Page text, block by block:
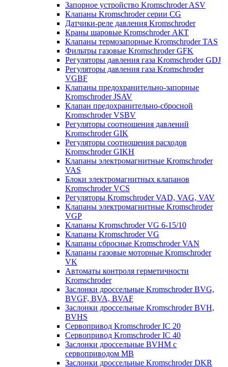
Запорное устройство Kromschroder ASV
Клапаны Kromschroder серии CG
Датчики-реле давления Kromschroder
Краны шаровые Kromschroder АКТ
Клапаны термозапорные Kromschroder TAS
Фильтры газовые Kromschroder GFK
Регуляторы давления газа Kromschroder GDJ
Регуляторы давления газа Kromschroder
VGBF
Клапаны предохранительно-запорные
Kromschroder JSAV
Клапан предохранительно-сбросной
Kromschroder VSBV
Регуляторы соотношения давлений
Kromschroder GIK
Регуляторы соотношения расходов
Kromschroder GIKH
Клапаны электромагнитные Kromschroder
VAS
Блоки электромагнитных клапанов
Kromschroder VCS
Регуляторы Kromschroder VAD, VAG, VAV
Клапаны электромагнитные Kromschroder
VGP
Клапаны Kromschroder VG 6-15/10
Клапаны Kromschroder VG
Клапаны сбросные Kromschroder VAN
Клапаны газовые моторные Kromschroder
VK
Автоматы контроля герметичности
Kromschroder
Заслонки дроссельные Kromschroder BVG,
BVGF, BVA, BVAF
Заслонки дроссельные Kromschroder BVH,
BVHS
Сервопривод Kromschroder IC 20
Сервопривод Kromschroder IC 40
Заслонки дроссельные BVHM с
сервоприводом МВ
Заслонки дроссельные Kromschroder DKR